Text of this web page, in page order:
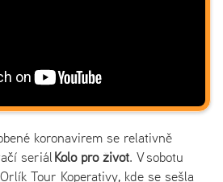
koronavirem se relativně
seriálKolo pro život. V sobotu
Tour Koperativy, kde se sešla